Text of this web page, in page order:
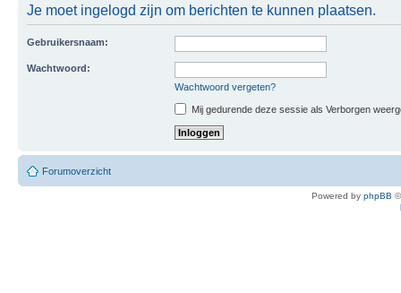
Je moet ingelogd zijn om berichten te kunnen plaatsen.
Gebruikersnaam:
Wachtwoord:
Wachtwoord vergeten?
Mij gedurende deze sessie als Verborgen
Forumoverzicht
Powered by phpBB